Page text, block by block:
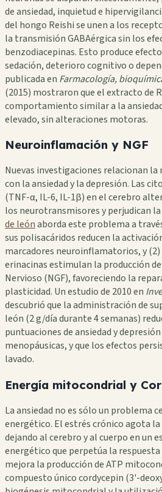
de ansiedad, inquietud e
del hongo Reishi se unen a los
la transmisión GABAérgica sin los
benzodiacepinas. Esto produce
sedación, deterioro cognitivo o
publicada en Farmacología,
(2015) mostraron que el extracto de
comportamiento similar a la
elevado, sin alteraciones motoras.
Neuroinflamación y NGF
Nuevas investigaciones relacionan
con la ansiedad y la depresión. Las
(TNF-α, IL-6, IL-1β) en el cerebro
los neurotransmisores y perjudican
de leónaborda este problema a
sus polisacáridos reducen la
marcadores neuroinflamatorios, y (2)
erinacinas estimulan la producción
Nervioso (NGF), favoreciendo la
plasticidad. Un estudio de 2010 en
descubrió que la administración de
león (2 g/día durante 4 semanas)
puntuaciones de ansiedad y
menopáusicas, y que los efectos
lavado.
Energía mitocondrial y
La ansiedad no es sólo un problema
energético. El estrés crónico agota
dejando al cerebro y al cuerpo en un
energético que perpetúa la respuesta
mejora la producción de ATP
compuesto único cordycepin (3'-